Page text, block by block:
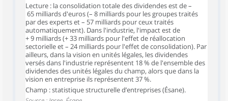
Lecture : la consolidation totale des dividendes est de –
65 milliards d'euros (– 8 milliards pour les groupes traités
par des experts et – 57 milliards pour ceux traités
automatiquement). Dans l'industrie, l'impact est de
+ 9 milliards (+ 33 milliards pour l'effet de réallocation
sectorielle et – 24 milliards pour l'effet de consolidation). Par
ailleurs, dans la vision en unités légales, les dividendes
versés dans l'industrie représentent 18 % de l'ensemble des
dividendes des unités légales du champ, alors que dans la
vision en entreprise ils représentent 37 %.
Champ : statistique structurelle d’entreprises (Ésane).